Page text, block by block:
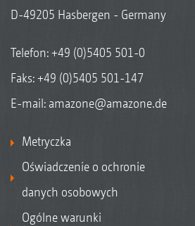
D-49205 Hasbergen - Germany
Telefon:+49 (0)5405 501-0
Faks: +49 (0)5405 501-147
E-mail: amazone@amazone.de
Metryczka
Oświadczenie o ochronie
danych osobowych
Ogólne warunki